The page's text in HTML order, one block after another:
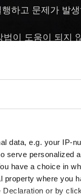
data, e.g. your IP-
serve personalized
have a choice in
where you
or by
하고 문제가 발
법이 도움이 되지
가요?